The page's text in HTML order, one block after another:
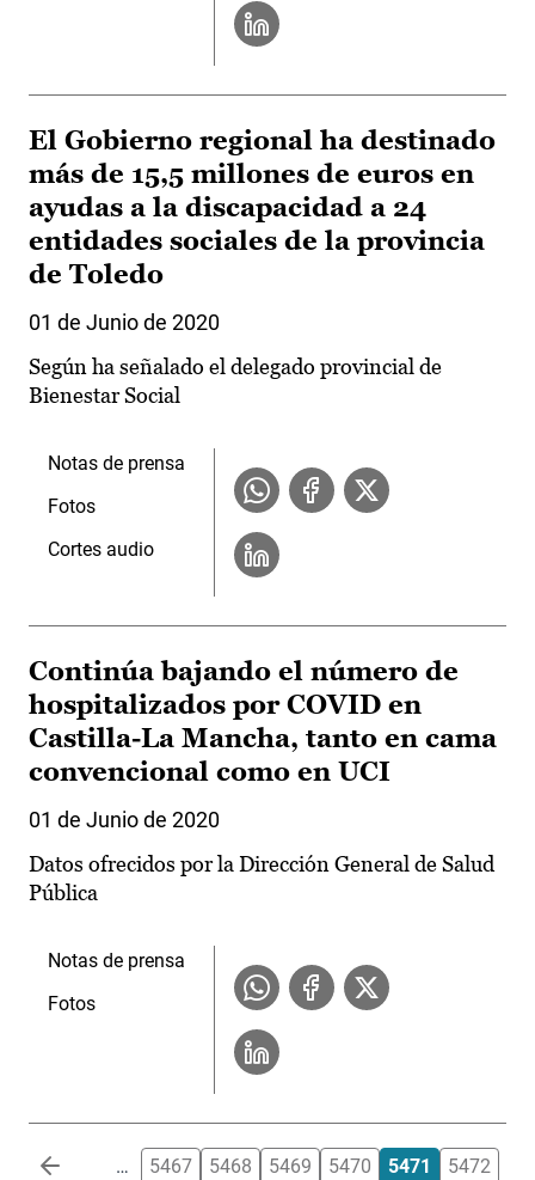
El Gobierno regional ha destinado
más de 15,5 millones de euros en
ayudas a la discapacidad a 24
entidades sociales de la provincia
de Toledo
01 de Junio de 2020
Según ha señalado el delegado provincial de
Bienestar Social
Notas de prensa
Fotos
Cortes audio
Continúa bajando el número de
hospitalizados por COVID en
Castilla-La Mancha, tanto en cama
convencional como en UCI
01 de Junio de 2020
Datos ofrecidos por la Dirección General de Salud
Pública
Notas de prensa
Fotos
Paginación … 5467 5468 5469 5470 5471
5472